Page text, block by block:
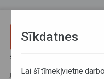
Sākums
jūlija
Sīkdatnes
Lai šī tīmekļvietne